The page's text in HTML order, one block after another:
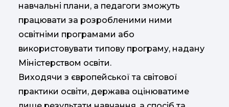
навчальні плани, а педагоги зможуть
працювати за розробленими ними
освітніми програмами або
використовувати типову програму, надану
Міністерством освіти.
Виходячи з європейської та світової
практики освіти, держава оцінюватиме